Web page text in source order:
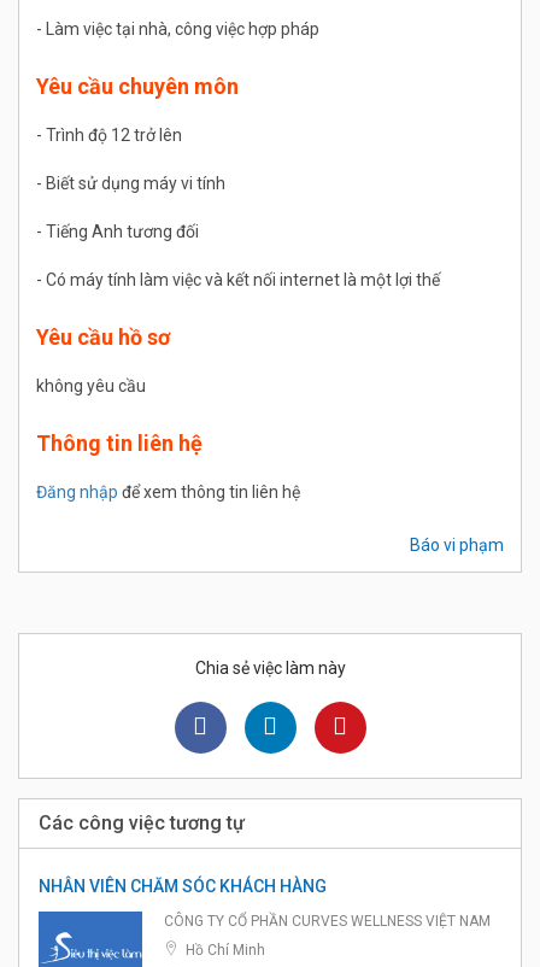
- Làm việc tại nhà, công việc hợp pháp
Yêu cầu chuyên môn
- Trình độ 12 trở lên
- Biết sử dụng máy vi tính
- Tiếng Anh tương đối
- Có máy tính làm việc và kết nối internet là một lợi thế
Yêu cầu hồ sơ
không yêu cầu
Thông tin liên hệ
Đăng nhập để xem thông tin liên hệ
Báo vi phạm
Chia sẻ việc làm này
Các công việc tương tự
NHÂN VIÊN CHĂM SÓC KHÁCH HÀNG
CÔNG TY CỔ PHẦN CURVES WELLNESS VIỆT NAM
Hồ Chí Minh